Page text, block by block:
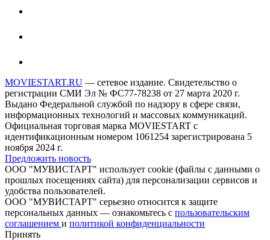
MOVIESTART.RU — сетевое издание. Свидетельство о
регистрации СМИ Эл № ФС77-78238 от 27 марта 2020 г.
Выдано Федеральной службой по надзору в сфере связи,
информационных технологий и массовых коммуникаций.
Официальная торговая марка MOVIESTART с
идентификационным номером 1061254 зарегистрирована 5
ноября 2024 г.
Предложить новость
ООО "МУВИСТАРТ" использует cookie (файлы с данными о
прошлых посещениях сайта) для персонализации сервисов и
удобства пользователей.
ООО "МУВИСТАРТ" серьезно относится к защите
персональных данных — ознакомьтесь с пользовательским
соглашением и политикой конфиденциальности
Принять